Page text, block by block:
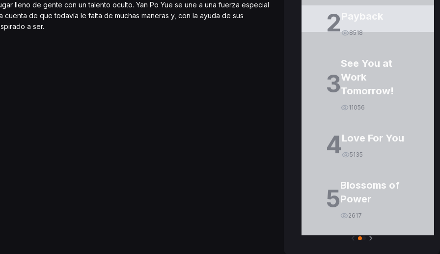
lleno de gente con un talento oculto. Yan Po Yue se une a una fuerza especial
de que todavía le falta de muchas maneras y, con la ayuda de sus
a ser.
2Payback
8518
3
See You at
Work
Tomorrow!
11056
4Love For You
5135
5Blossoms of
Power
2617